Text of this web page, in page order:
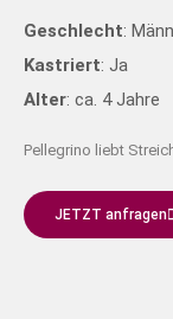
Geschlecht:
Kastriert: Ja
Alter: ca. 4 Jahre
Pellegrino liebt
JETZT anfragen